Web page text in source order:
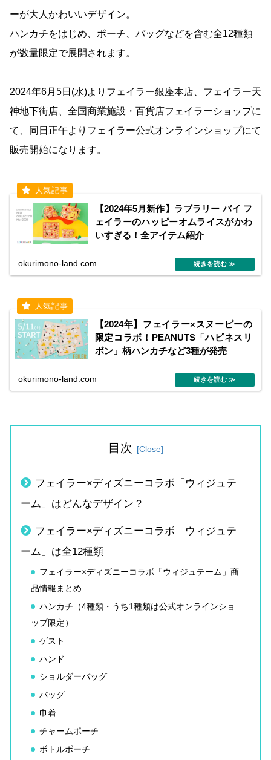
ーが大人かわいいデザイン。
ハンカチをはじめ、ポーチ、バッグなどを含む全12種類
が数量限定で展開されます。
2024年6月5日(水)よりフェイラー銀座本店、フェイラー天
神地下街店、全国商業施設・百貨店フェイラーショップに
て、同日正午よりフェイラー公式オンラインショップにて
販売開始になります。
【2024年5月新作】ラブラリー バイ フ
ェイラーのハッピーオムライスがかわ
いすぎる！全アイテム紹介
okurimono-land.com
【2024年】フェイラー×スヌーピーの
限定コラボ！PEANUTS「ハピネスリ
ボン」柄ハンカチなど3種が発売
okurimono-land.com
目次
フェイラー×ディズニーコラボ「ウィジュテ
ーム」はどんなデザイン？
フェイラー×ディズニーコラボ「ウィジュテ
ーム」は全12種類
フェイラー×ディズニーコラボ「ウィジュテーム」商
品情報まとめ
ハンカチ（4種類・うち1種類は公式オンラインショ
ップ限定）
ゲスト
ハンド
ショルダーバッグ
バッグ
巾着
チャームポーチ
ボトルポーチ